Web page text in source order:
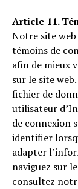
Article 11.
Notre site
témoins de
afin de mieux
sur le site
fichier de
utilisateur
de connexion
identifier
adapter
naviguez sur
consultez